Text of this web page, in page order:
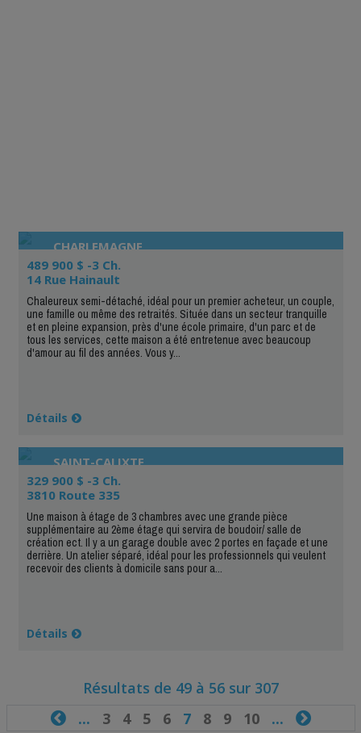
CHARLEMAGNE
489 900 $ -3 Ch.
14 Rue Hainault
Chaleureux semi-détaché, idéal pour un premier acheteur, un couple,
une famille ou même des retraités. Située dans un secteur tranquille
et en pleine expansion, près d'une école primaire, d'un parc et de
tous les services, cette maison a été entretenue avec beaucoup
d'amour au fil des années. Vous y...
Détails
SAINT-CALIXTE
329 900 $ -3 Ch.
3810 Route 335
Une maison à étage de 3 chambres avec une grande pièce
supplémentaire au 2ème étage qui servira de boudoir/ salle de
création ect. Il y a un garage double avec 2 portes en façade et une
derrière. Un atelier séparé, idéal pour les professionnels qui veulent
recevoir des clients à domicile sans pour a...
Détails
Résultats de 49 à 56 sur 307
... 3 4 5 67 8 9 10... 